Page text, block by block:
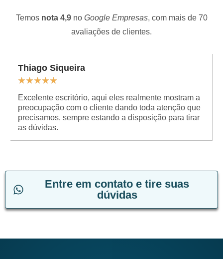
Temos nota 4,9 no Google Empresas, com mais de 70
avaliações de clientes.
Thiago Siqueira
★★★★★
Excelente escritório, aqui eles realmente mostram a
preocupação com o cliente dando toda atenção que
precisamos, sempre estando a disposição para tirar
as dúvidas.
Entre em contato e tire suas
dúvidas